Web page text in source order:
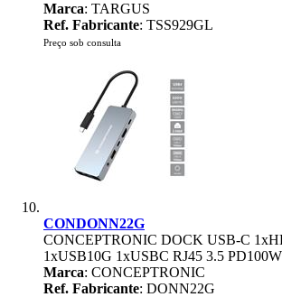
Marca: TARGUS
Ref. Fabricante: TSS929GL
Preço sob consulta
CONDONN22G
CONCEPTRONIC DOCK USB-C
1xUSB10G 1xUSBC RJ45 3.5 PD100W
Marca: CONCEPTRONIC
Ref. Fabricante: DONN22G